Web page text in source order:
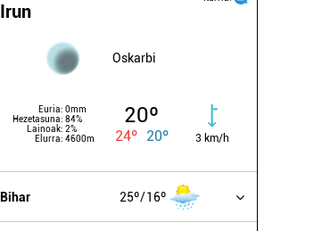
Irun
Oskarbi
Euria: 0mm
Hezetasuna: 84%
Lainoak: 2%
Elurra: 4600m
20º
24º 20º 3 km/h
Bihar 25º 16º